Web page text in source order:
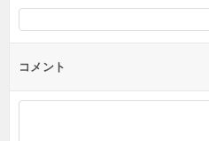
コメント